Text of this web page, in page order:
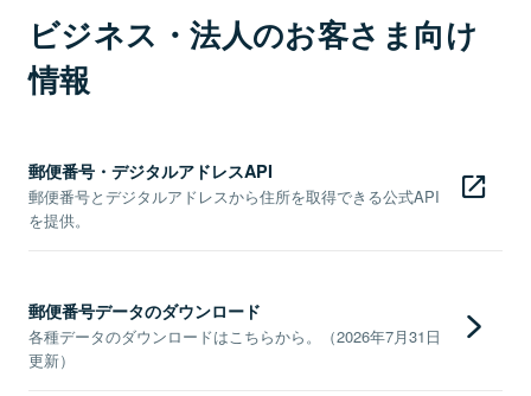
ビジネス・法人のお客さま向け
情報
郵便番号・デジタルアドレスAPI
郵便番号とデジタルアドレスから住所を取得できる公式API
を提供。
郵便番号データのダウンロード
各種データのダウンロードはこちらから。（2026年7月31日
更新）